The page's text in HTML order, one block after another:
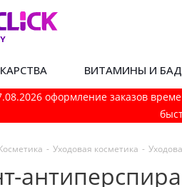
ВИТАМИНЫ И
оформление заказов
- Уходовая косметика -